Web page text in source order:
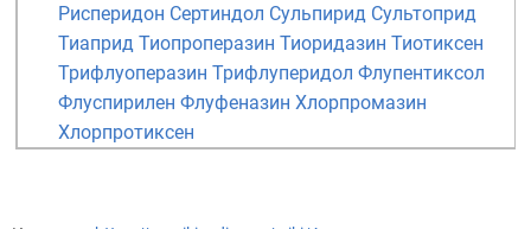
Рисперидон Сертиндол Сульпирид Сультоприд
Тиаприд Тиопроперазин Тиоридазин Тиотиксен
Трифлуоперазин Трифлуперидол Флупентиксол
Флуспирилен Флуфеназин Хлорпромазин
Хлорпротиксен